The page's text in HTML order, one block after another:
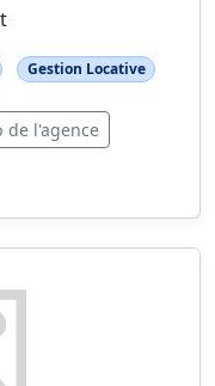
Gestion Locative
de l'agence